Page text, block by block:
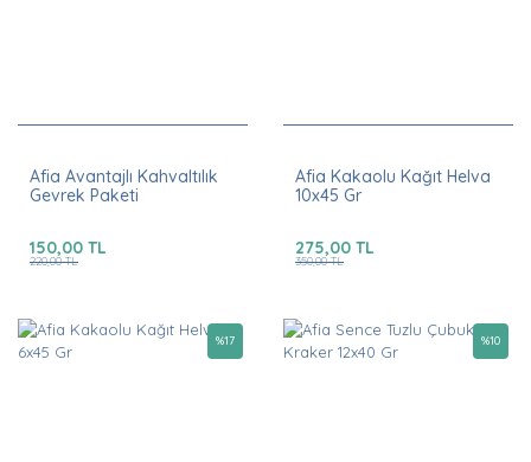
Afia Avantajlı Kahvaltılık
Gevrek Paketi
150,00 TL
220,00 TL
Afia Kakaolu Kağıt Helva
10x45 Gr
275,00 TL
350,00 TL
%17 %10